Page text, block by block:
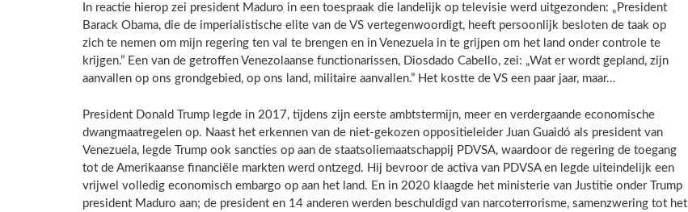
In reactie hierop zei president Maduro in een toespraak die landelijk op televisie werd uitgezonden: „President
Barack Obama, die de imperialistische elite van de VS vertegenwoordigt, heeft persoonlijk besloten de taak op
zich te nemen om mijn regering ten val te brengen en in Venezuela in te grijpen om het land onder controle te
krijgen.” Een van de getroffen Venezolaanse functionarissen, Diosdado Cabello, zei: „Wat er wordt gepland, zijn
aanvallen op ons grondgebied, op ons land, militaire aanvallen.” Het kostte de VS een paar jaar, maar…
President Donald Trump legde in 2017, tijdens zijn eerste ambtstermijn, meer en verdergaande economische
dwangmaatregelen op. Naast het erkennen van de niet-gekozen oppositieleider Juan Guaidó als president van
Venezuela, legde Trump ook sancties op aan de staatsoliemaatschappij PDVSA, waardoor de regering de toegang
tot de Amerikaanse financiële markten werd ontzegd. Hij bevroor de activa van PDVSA en legde uiteindelijk een
vrijwel volledig economisch embargo op aan het land. En in 2020 klaagde het ministerie van Justitie onder Trump
president Maduro aan; de president en 14 anderen werden beschuldigd van narcoterrorisme, samenzwering tot het